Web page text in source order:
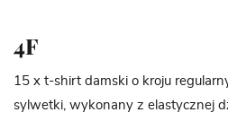
4F
15 x t-shirt damski o kroju
sylwetki, wykonany z elastycznej